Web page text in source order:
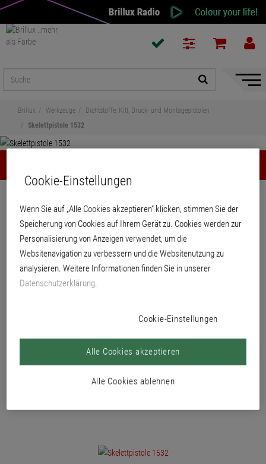
Brillux Werkzeuge
Dichtstoffe, Kitt, Druck- und Montagepistolen
Skelettpistole 1532
Skelettpistole 1532
Profiqualität, mit Sechskantschubstange. Für Standardkartuschen bis 310
Cookie-Einstellungen
Wenn Sie auf „Alle Cookies akzeptieren“ klicken, stimmen Sie der
Speicherung von Cookies auf Ihrem Gerät zu. Cookies werden zur
Personalisierung von Anzeigen verwendet, um die
Websitenavigation zu verbessern und die Websitenutzung zu
analysieren. Weitere Informationen finden Sie in unserer
Datenschutzerklärung.
Cookie-Einstellungen
Alle Cookies ablehnen
Alle Cookies akzeptieren